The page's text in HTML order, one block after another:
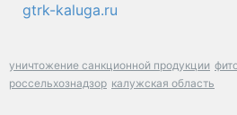
gtrk-kaluga.ru
уничтожение санкционной продукции
россельхознадзор калужская область